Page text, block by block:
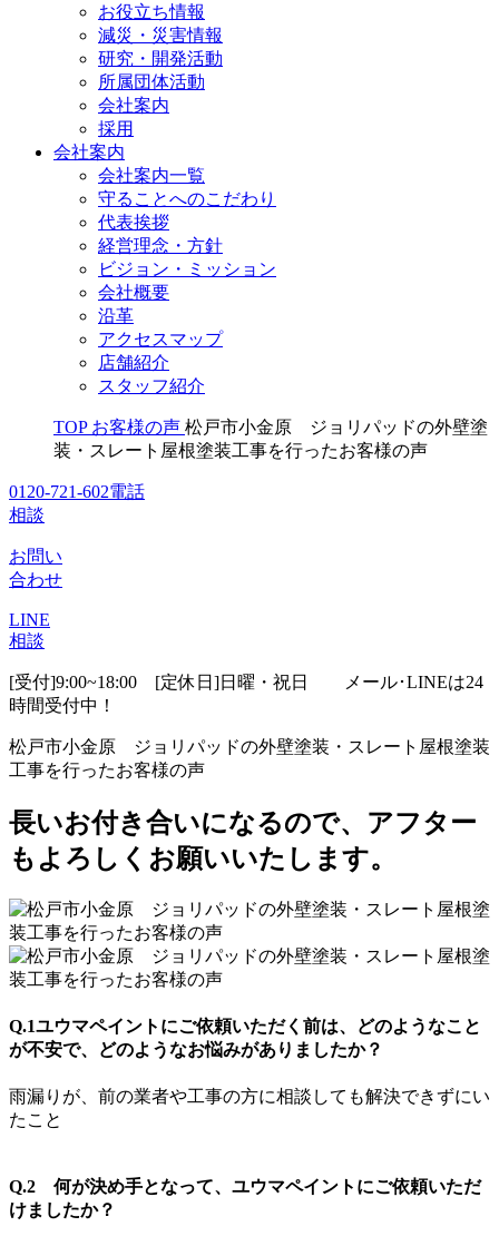
お役立ち情報
減災・災害情報
研究・開発活動
所属団体活動
会社案内
採用
会社案内
会社案内一覧
守ることへのこだわり
代表挨拶
経営理念・方針
ビジョン・ミッション
会社概要
沿革
アクセスマップ
店舗紹介
スタッフ紹介
TOP お客様の声 松戸市小金原 ジョリパッドの外壁塗
装・スレート屋根塗装工事を行ったお客様の声
0120-721-602電話
相談
お問い
合わせ
LINE
相談
[受付]9:00~18:00 [定休日]日曜・祝日
メール･LINEは24
時間受付中！
松戸市小金原 ジョリパッドの外壁塗装・スレート屋根塗装
工事を行ったお客様の声
長いお付き合いになるので、アフター
もよろしくお願いいたします。
Q.1ユウマペイントにご依頼いただく前は、どのようなこと
が不安で、どのようなお悩みがありましたか？
雨漏りが、前の業者や工事の方に相談しても解決できずにい
たこと
Q.2 何が決め手となって、ユウマペイントにご依頼いただ
けましたか？